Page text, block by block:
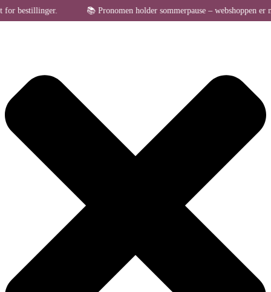
Administrer samtykke til cookies📚 Pronomen holder sommerpause – webshoppen er